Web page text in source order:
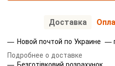
Доставка
Новой почтой по Украине —
Подробнее о доставке
Безготівковий розрахунок